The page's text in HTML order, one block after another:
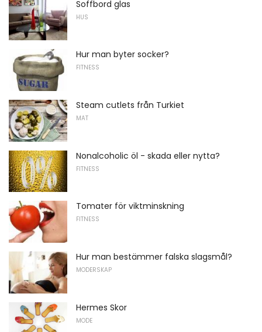
Soffbord glas
HUS
Hur man byter socker?
FITNESS
Steam cutlets från Turkiet
MAT
Nonalcoholic öl - skada eller nytta?
FITNESS
Tomater för viktminskning
FITNESS
Hur man bestämmer falska slagsmål?
MODERSKAP
Hermes Skor
MODE